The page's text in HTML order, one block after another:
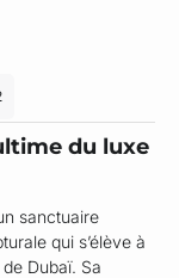
du luxe
sanctuaire
qui s’élève à
Dubaï. Sa